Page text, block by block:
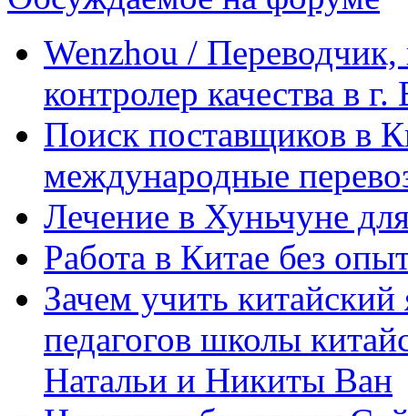
Wenzhou / Переводчик,
контролер качества в
Поиск поставщиков в
международные
Лечение в Хуньчуне
Работа в Китае без
Зачем учить
педагогов школы
Натальи и Никиты Ван